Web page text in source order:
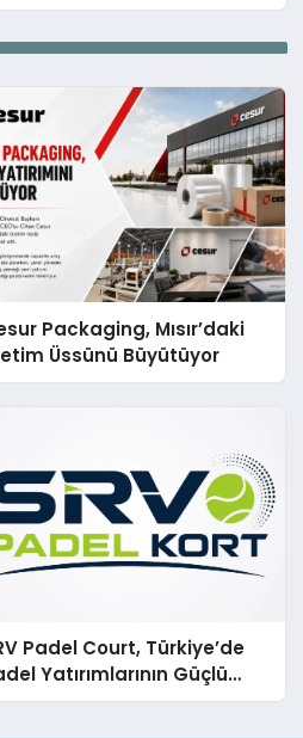
Packaging, Mısır’daki
Üssünü Büyütüyor
Padel Court, Türkiye’de
Yatırımlarının Güçlü
Olmayı Sürdürüyor